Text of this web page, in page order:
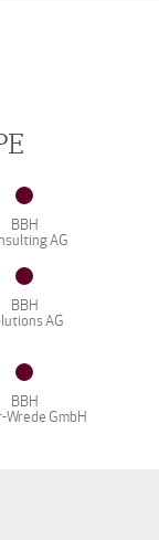
BBH
AG
BBH
AG
BBH
Wrede GmbH